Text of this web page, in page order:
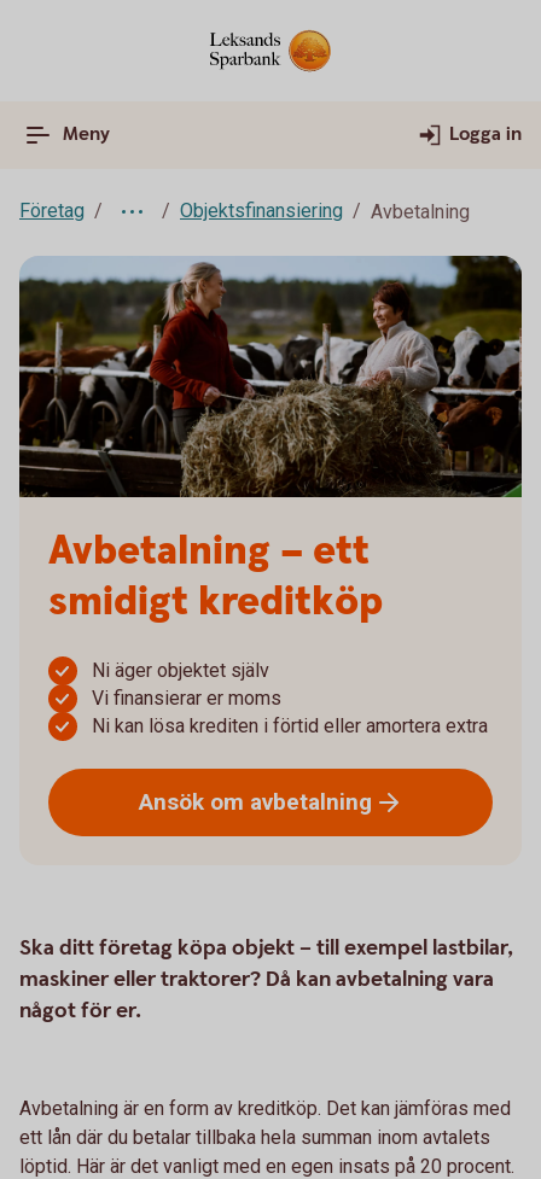
Meny Logga in
Företag Objektsfinansiering Avbetalning
Avbetalning – ett
smidigt kreditköp
Ni äger objektet själv
Vi finansierar er moms
Ni kan lösa krediten i förtid eller amortera extra
Ansök om avbetalning
Ska ditt företag köpa objekt – till exempel lastbilar,
maskiner eller traktorer? Då kan avbetalning vara
något för er.
Avbetalning är en form av kreditköp. Det kan jämföras med
ett lån där du betalar tillbaka hela summan inom avtalets
löptid. Här är det vanligt med en egen insats på 20 procent.